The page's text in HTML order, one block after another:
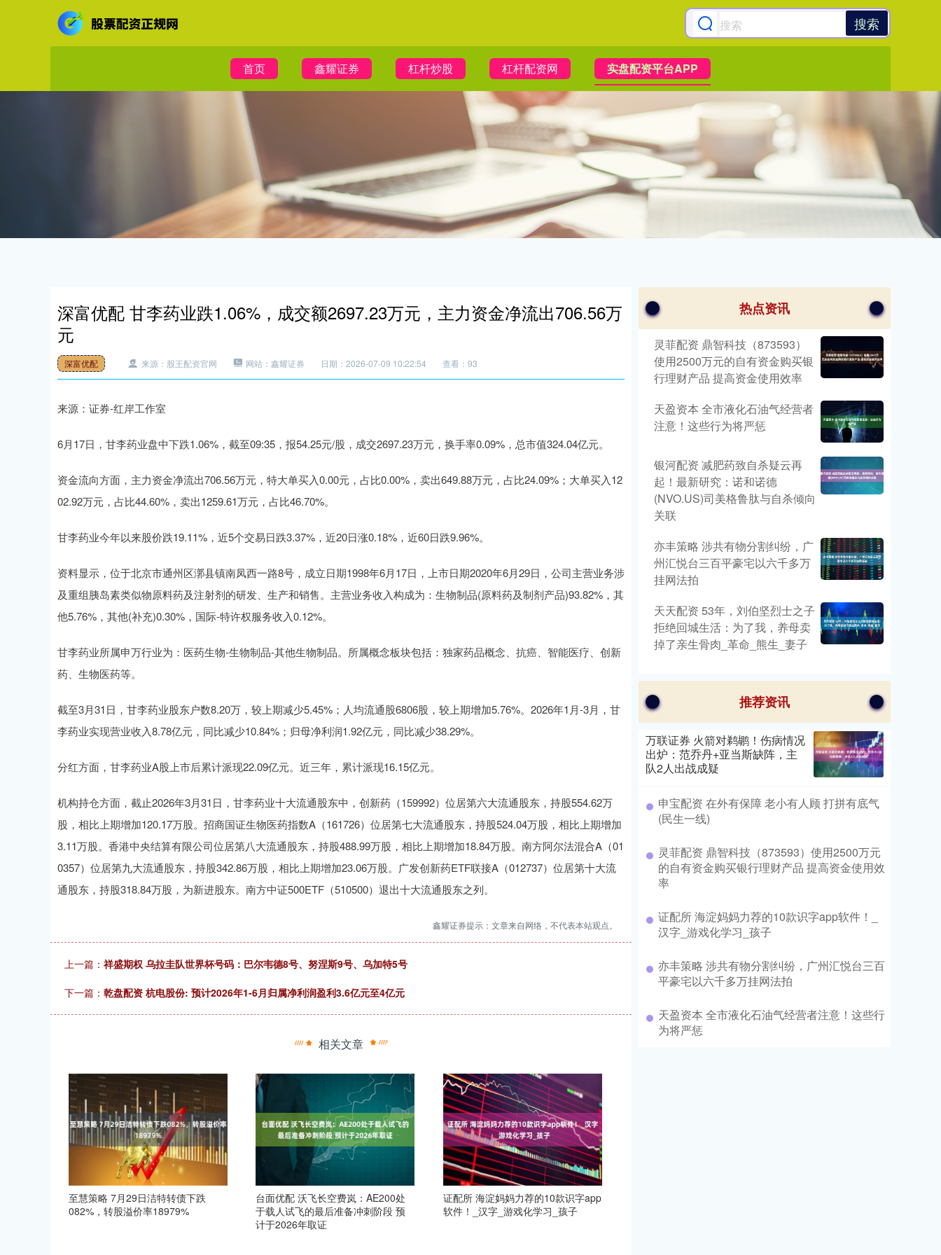
搜索
首页 鑫耀证券 杠杆炒股 杠杆配资网 实盘配资平台APP
深富优配 甘李药业跌1.06%，成交额2697.23万元，主力资金净流出706.56万
元
深富优配 来源：股王配资官网 网站：鑫耀证券 日期：2026-07-09 10:22:54 查看：93
来源：证券-红岸工作室
6月17日，甘李药业盘中下跌1.06%，截至09:35，报54.25元/股，成交2697.23万元，换手率0.09%，总市值324.04亿元。
资金流向方面，主力资金净流出706.56万元，特大单买入0.00元，占比0.00%，卖出649.88万元，占比24.09%；大单买入12
02.92万元，占比44.60%，卖出1259.61万元，占比46.70%。
甘李药业今年以来股价跌19.11%，近5个交易日跌3.37%，近20日涨0.18%，近60日跌9.96%。
资料显示，位于北京市通州区漷县镇南凤西一路8号，成立日期1998年6月17日，上市日期2020年6月29日，公司主营业务涉
及重组胰岛素类似物原料药及注射剂的研发、生产和销售。主营业务收入构成为：生物制品(原料药及制剂产品)93.82%，其
他5.76%，其他(补充)0.30%，国际-特许权服务收入0.12%。
甘李药业所属申万行业为：医药生物-生物制品-其他生物制品。所属概念板块包括：独家药品概念、抗癌、智能医疗、创新
药、生物医药等。
截至3月31日，甘李药业股东户数8.20万，较上期减少5.45%；人均流通股6806股，较上期增加5.76%。2026年1月-3月，甘
李药业实现营业收入8.78亿元，同比减少10.84%；归母净利润1.92亿元，同比减少38.29%。
分红方面，甘李药业A股上市后累计派现22.09亿元。近三年，累计派现16.15亿元。
机构持仓方面，截止2026年3月31日，甘李药业十大流通股东中，创新药（159992）位居第六大流通股东，持股554.62万
股，相比上期增加120.17万股。招商国证生物医药指数A（161726）位居第七大流通股东，持股524.04万股，相比上期增加
3.11万股。香港中央结算有限公司位居第八大流通股东，持股488.99万股，相比上期增加18.84万股。南方阿尔法混合A（01
0357）位居第九大流通股东，持股342.86万股，相比上期增加23.06万股。广发创新药ETF联接A（012737）位居第十大流
通股东，持股318.84万股，为新进股东。南方中证500ETF（510500）退出十大流通股东之列。
鑫耀证券提示：文章来自网络，不代表本站观点。
上一篇： 祥盛期权 乌拉圭队世界杯号码：巴尔韦德8号、努涅斯9号、乌加特5号
下一篇： 乾盘配资 杭电股份: 预计2026年1-6月归属净利润盈利3.6亿元至4亿元
相关文章
至慧策略 7月29日洁特转债下跌
082%，转股溢价率18979%
台面优配 沃飞长空费岚：AE200处
于载人试飞的最后准备冲刺阶段 预
计于2026年取证
证配所 海淀妈妈力荐的10款识字app
软件！_汉字_游戏化学习_孩子
热点资讯
灵菲配资 鼎智科技（873593）
使用2500万元的自有资金购买银
行理财产品 提高资金使用效率
天盈资本 全市液化石油气经营者
注意！这些行为将严惩
银河配资 减肥药致自杀疑云再
起！最新研究：诺和诺德
(NVO.US)司美格鲁肽与自杀倾向
关联
亦丰策略 涉共有物分割纠纷，广
州汇悦台三百平豪宅以六千多万
挂网法拍
天天配资 53年，刘伯坚烈士之子
拒绝回城生活：为了我，养母卖
掉了亲生骨肉_革命_熊生_妻子
推荐资讯
万联证券 火箭对鹈鹕！伤病情况
出炉：范乔丹+亚当斯缺阵，主
队2人出战成疑
申宝配资 在外有保障 老小有人顾 打拼有底气
(民生一线)
灵菲配资 鼎智科技（873593）使用2500万元
的自有资金购买银行理财产品 提高资金使用效
率
证配所 海淀妈妈力荐的10款识字app软件！_
汉字_游戏化学习_孩子
亦丰策略 涉共有物分割纠纷，广州汇悦台三百
平豪宅以六千多万挂网法拍
天盈资本 全市液化石油气经营者注意！这些行
为将严惩